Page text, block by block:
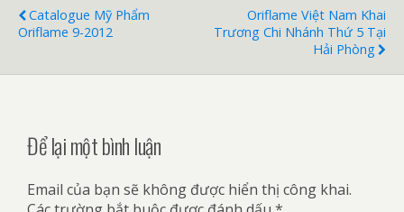
Catalogue Mỹ Phẩm
Oriflame 9-2012
Oriflame Việt Nam Khai
Trương Chi Nhánh Thứ 5 Tại
Hải Phòng
Để lại một bình luận
Email của bạn sẽ không được hiển thị công khai.